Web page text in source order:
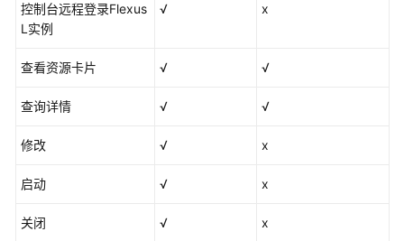
理
束
限
速
门
控制台远程登录Flexus
L实例
√ x
查看资源卡片 √ √
查询详情 √ √
修改 √ x
启动 √ x
关闭 √ x